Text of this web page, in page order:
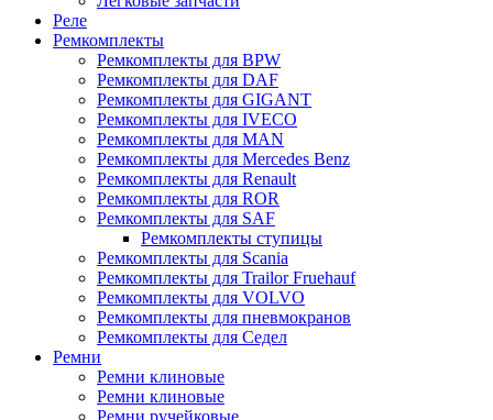
Реле
Ремкомплекты
Ремкомплекты для BPW
Ремкомплекты для DAF
Ремкомплекты для GIGANT
Ремкомплекты для IVECO
Ремкомплекты для MAN
Ремкомплекты для Mercedes Benz
Ремкомплекты для Renault
Ремкомплекты для ROR
Ремкомплекты для SAF
Ремкомплекты ступицы
Ремкомплекты для Scania
Ремкомплекты для Trailor Fruehauf
Ремкомплекты для VOLVO
Ремкомплекты для пневмокранов
Ремкомплекты для Седел
Ремни
Ремни клиновые
Ремни клиновые
Ремни ручейковые